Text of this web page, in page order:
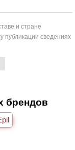
и стране
публикации сведениях
брендов